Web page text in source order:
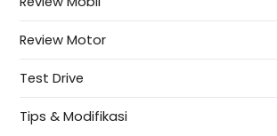
Review Motor
Test Drive
Tips & Modifikasi